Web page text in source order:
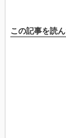
この記事を読